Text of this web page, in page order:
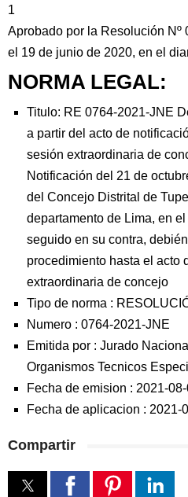
1
Aprobado por la Resolución Nº
el 19 de junio de 2020, en el
NORMA LEGAL:
Titulo: RE 0764-2021-JNE
a partir del acto de
sesión extraordinaria de
Notificación del 21 de
del Concejo Distrital de
departamento de Lima, en
seguido en su contra,
procedimiento hasta el acto
extraordinaria de concejo
Tipo de norma :
Numero : 0764-2021-JNE
Emitida por : Jurado
Organismos Tecnicos
Fecha de emision : 2021-
Fecha de aplicacion : 2021-
Compartir